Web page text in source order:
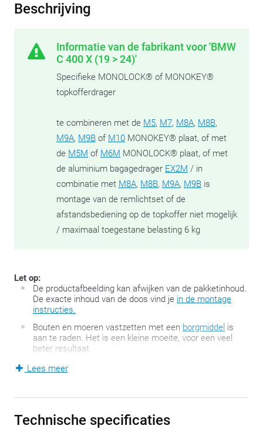
Beschrijving
Informatie van de fabrikant voor 'BMW
C 400 X (19 > 24)'
Specifieke MONOLOCK® of MONOKEY®
topkofferdrager
te combineren met de M5, M7, M8A, M8B,
M9A, M9B of M10 MONOKEY® plaat, of met
de M5M of M6M MONOLOCK® plaat, of met
de aluminium bagagedrager EX2M / in
combinatie met M8A, M8B, M9A, M9B is
montage van de remlichtset of de
afstandsbediening op de topkoffer niet mogelijk
/ maximaal toegestane belasting 6 kg
Let op:
De productafbeelding kan afwijken van de pakketinhoud.
De exacte inhoud van de doos vind je in de montage
instructies.
Bouten en moeren vastzetten met een borgmiddel is
aan te raden. Het is een kleine moeite, voor een veel
beter resultaat.
bevestigingspunten toch voorzien worden van
Lees meer
Technische specificaties